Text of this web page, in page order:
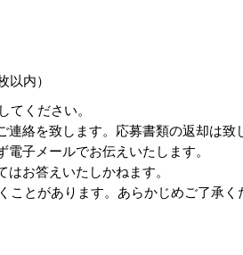
内）
ください。
絡を致します。応募書類の返却は致
子メールでお伝えいたします。
お答えいたしかねます。
とがあります。あらかじめご了承く